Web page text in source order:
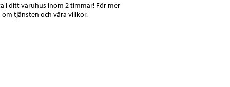
i ditt varuhus inom 2 timmar! För mer
tjänsten och våra villkor.